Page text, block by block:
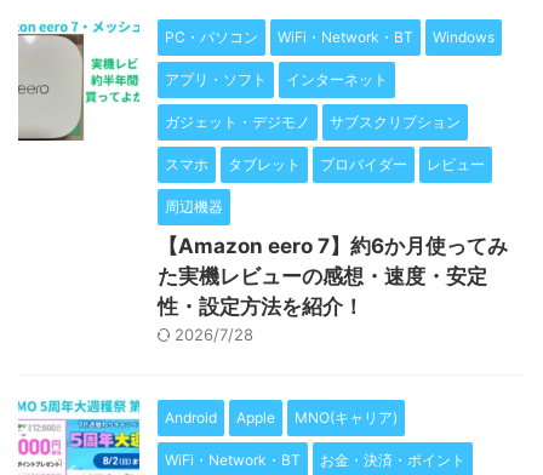
PC・パソコン WiFi・Network・BT Windows
アプリ・ソフト インターネット
ガジェット・デジモノ サブスクリプション
スマホ タブレット プロバイダー レビュー
周辺機器
【Amazon eero 7】約6か月使ってみ
た実機レビューの感想・速度・安定
性・設定方法を紹介！
2026/7/28
Android Apple MNO(キャリア)
WiFi・Network・BT お金・決済・ポイント